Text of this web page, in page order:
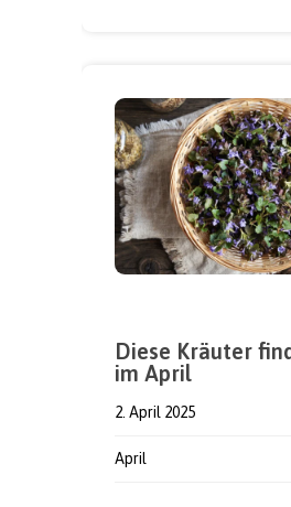
Diese Kräuter
im April
2. April 2025
April